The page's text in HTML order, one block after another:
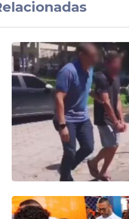
pela rede municipal de
saúde
R$ 40 milhões e
de 45% a partir de 2026.